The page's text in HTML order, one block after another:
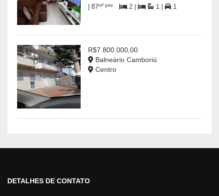
| 87m² priv. 2 | 1 | 1
R$7.800.000,00
Balneário Camboriú
Centro
DETALHES DE CONTATO